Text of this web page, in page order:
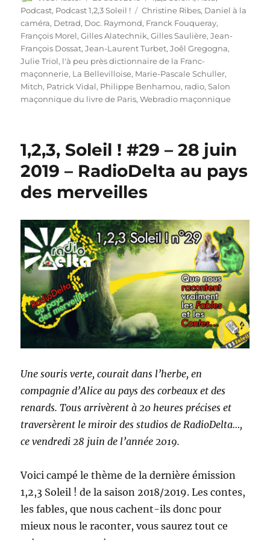
le
Podcast, Podcast 1,2,3 Soleil ! Étiquettes
Christine Ribes, Daniel à la
caméra, Detrad, Doc. Raymond, Franck Fouqueray,
François Morel,Gilles Alatechnik,Gilles Saulière,Jean-
François Dossat,Jean-Laurent Turbet,Joêl Gregogna,
Julie Triol, l'à peu près dictionnaire de la Franc-
maçonnerie, La Bellevilloise, Marie-Pascale Schuller,
Mitch, Patrick Vidal, Philippe Benhamou, radio,Salon
maçonnique du livre de Paris,Webradio maçonnique
1,2,3, Soleil ! #29 – 28 juin
2019 – RadioDelta au pays
des merveilles
Une souris verte, courait dans l’herbe, en
compagnie d’Alice au pays des corbeaux et des
renards. Tous arrivèrent à 20 heures précises et
traversèrent le miroir des studios de RadioDelta…,
ce vendredi 28 juin de l’année 2019.
Voici campé le thème de la dernière émission
1,2,3 Soleil ! de la saison 2018/2019. Les contes,
les fables, que nous cachent-ils donc pour
mieux nous le raconter, vous saurez tout ce